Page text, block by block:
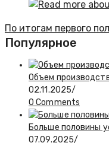
По итогам первого
Популярное
Объем
02.11.2025/
0 Comments
Больше половины
07.09.2025/